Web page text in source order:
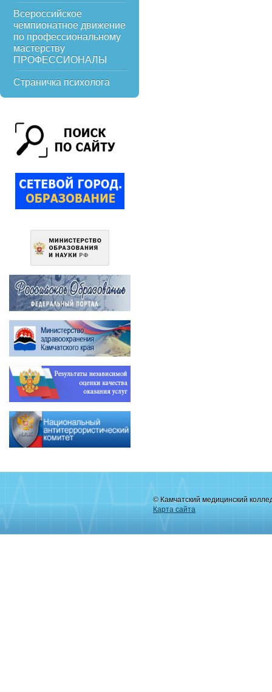
Всероссийское
чемпионатное движение
по профессиональному
мастерству
ПРОФЕССИОНАЛЫ
Страничка психолога
© Камчатский медицинский
Карта сайта